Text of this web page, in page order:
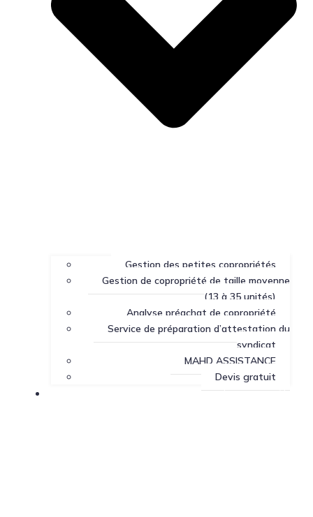
Gestion des petites copropriétés
Gestion de copropriété de taille moyenne
(13 à 35 unités)
Analyse préachat de copropriété
Service de préparation d’attestation du
syndicat
MAHD ASSISTANCE
Devis gratuit
Centre de ressources sur la copropriété